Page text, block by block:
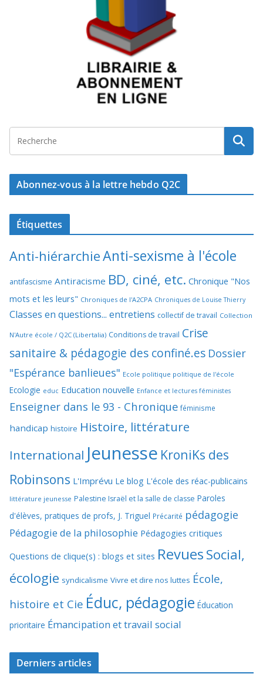
Abonnez-vous à la lettre hebdo Q2C
Étiquettes
Anti-hiérarchieAnti-sexisme à l'école
antifascisme Antiracisme BD, ciné, etc. Chronique "Nos
mots et les leurs" Chroniques de l'A2CPA Chroniques de Louise Thierry
Classes en questions... entretiens collectif de travail Collection
N'Autre école / Q2C (Libertalia) Conditions de travail Crise
sanitaire & pédagogie des confiné.es Dossier
"Espérance banlieues" Ecole politique politique de l'école
Ecologie educ Education nouvelle Enfance et lectures féministes
Enseigner dans le 93 - Chronique féminisme
handicap histoire Histoire, littérature
International Jeunesse KroniKs des
Robinsons L'Imprévu Le blog L'école des réac-publicains
littérature jeunesse Palestine Israël et la salle de classe Paroles
d'élèves, pratiques de profs, J. Triguel Précarité pédagogie
Pédagogie de la philosophie Pédagogies critiques
Questions de clique(s) : blogs et sites RevuesSocial,
écologie syndicalisme Vivre et dire nos luttes École,
histoire et Cie Éduc, pédagogie Éducation
prioritaire Émancipation et travail social
Derniers articles